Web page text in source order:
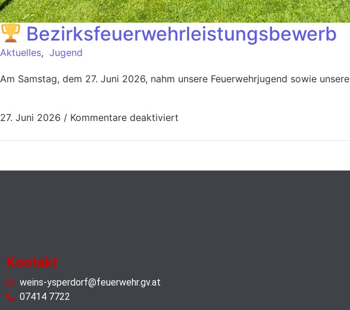
Bezirksfeuerwehrleistungsbewerb
Aktuelles, Jugend
Am Samstag, dem 27. Juni 2026, nahm unsere Feuerwehrjugend sowie
27. Juni 2026 / Kommentare deaktiviert
Kontakt
weins-ysperdorf@feuerwehr.gv.at
07414 7722